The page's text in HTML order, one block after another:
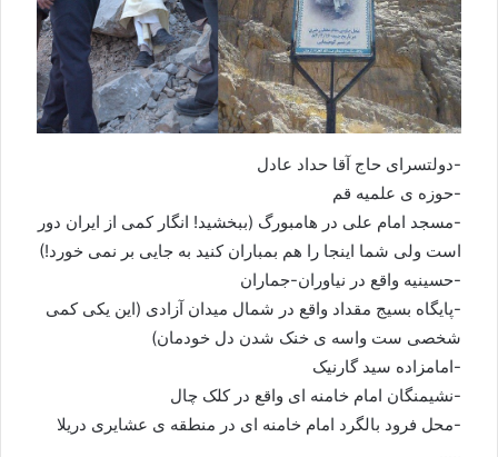
-دولتسرای حاج آقا حداد عادل
-حوزه ی علمیه قم
-مسجد امام علی در هامبورگ (ببخشید! انگار کمی از ایران دور
است ولی شما اینجا را هم بمباران کنید به جایی بر نمی خورد!)
-حسینیه واقع در نیاوران-جماران
-پایگاه بسیج مقداد واقع در شمال میدان آزادی (این یکی کمی
شخصی ست واسه ی خنک شدن دل خودمان)
-امامزاده سید گارنیک
-نشیمنگان امام خامنه ای واقع در کلک چال
-محل فرود بالگرد امام خامنه ای در منطقه ی عشایری دریلا